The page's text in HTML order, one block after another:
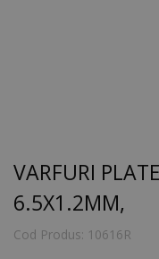
VARFURI
6.5X1.2MM,
Cod Produs: 10616R